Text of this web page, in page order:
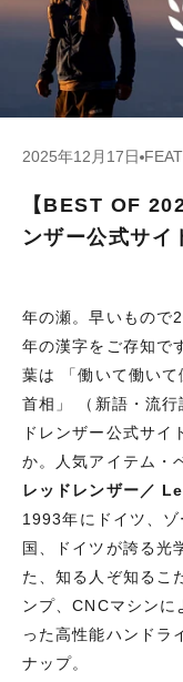
2025年12月17日
【BEST OF
ンザー公式サイ
年の瀬。早いもので
年の漢字をご存知で
葉は
「働いて働い
首相」
（新語・流
ドレンザー公式サイ
か。人気アイテム・
レッドレンザー／
1993年にドイツ、
国、ドイツが誇る光
た、知る人ぞ知るこ
ンプ、CNCマシンに
った高性能ハンドラ
ナップ。